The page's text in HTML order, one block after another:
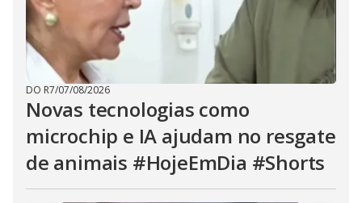
DO R7/07/08/2026
Novas tecnologias como
microchip e IA ajudam no resgate
de animais #HojeEmDia #Shorts